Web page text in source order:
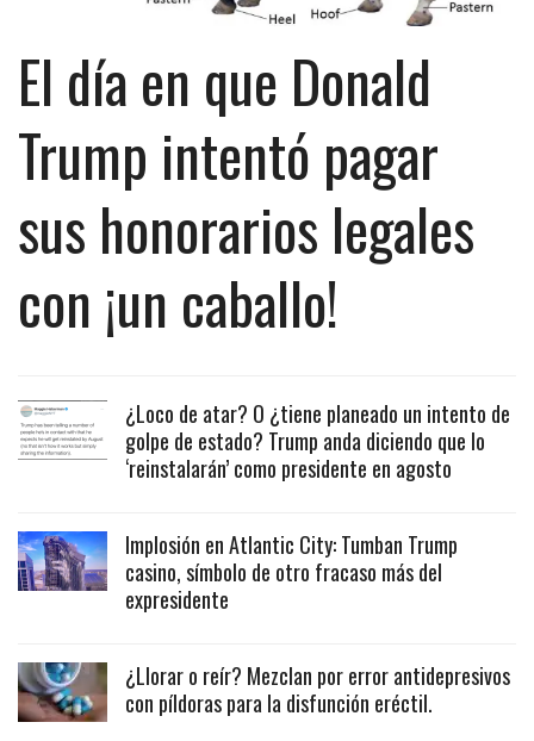
El día en que Donald
Trump intentó pagar
sus honorarios legales
con ¡un caballo!
¿Loco de atar? O ¿tiene planeado un intento de
golpe de estado? Trump anda diciendo que lo
‘reinstalarán’ como presidente en agosto
Implosión en Atlantic City: Tumban Trump
casino, símbolo de otro fracaso más del
expresidente
¿Llorar o reír? Mezclan por error antidepresivos
con píldoras para la disfunción eréctil.